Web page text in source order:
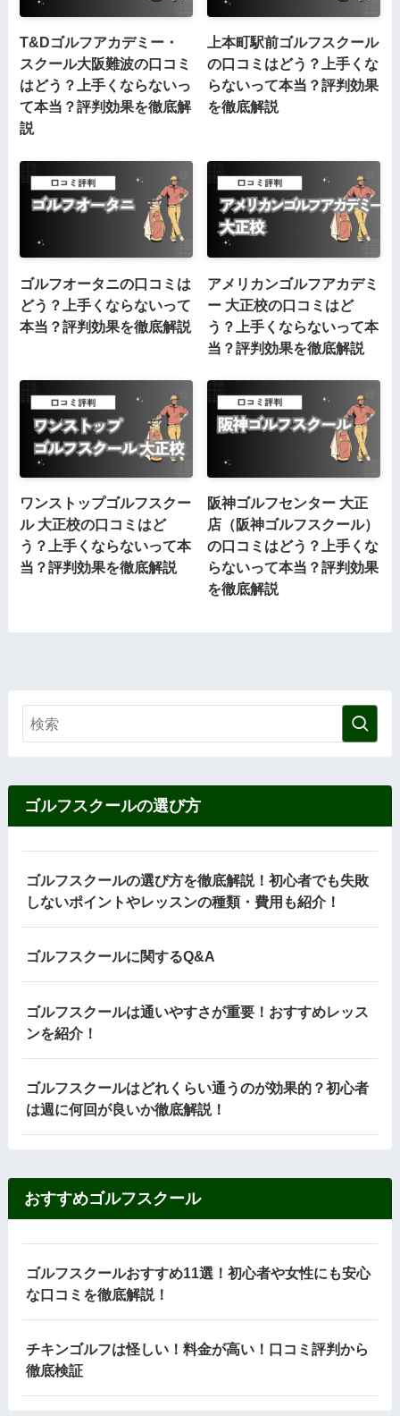
T&Dゴルフアカデミー・
スクール大阪難波の口コミ
はどう？上手くならないっ
て本当？評判効果を徹底解
説
上本町駅前ゴルフスクール
の口コミはどう？上手くな
らないって本当？評判効果
を徹底解説
ゴルフオータニの口コミは
どう？上手くならないって
本当？評判効果を徹底解説
アメリカンゴルフアカデミ
ー 大正校の口コミはど
う？上手くならないって本
当？評判効果を徹底解説
ワンストップゴルフスクー
ル 大正校の口コミはど
う？上手くならないって本
当？評判効果を徹底解説
阪神ゴルフセンター 大正
店（阪神ゴルフスクール）
の口コミはどう？上手くな
らないって本当？評判効果
を徹底解説
ゴルフスクールの選び方
ゴルフスクールの選び方を徹底解説！初心者でも失敗
しないポイントやレッスンの種類・費用も紹介！
ゴルフスクールに関するQ&A
ゴルフスクールは通いやすさが重要！おすすめレッス
ンを紹介！
ゴルフスクールはどれくらい通うのが効果的？初心者
は週に何回が良いか徹底解説！
おすすめゴルフスクール
ゴルフスクールおすすめ11選！初心者や女性にも安心
な口コミを徹底解説！
チキンゴルフは怪しい！料金が高い！口コミ評判から
徹底検証